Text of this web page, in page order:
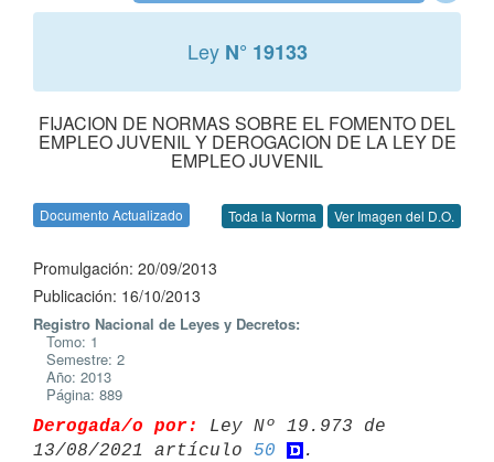
Ley N° 19133
FIJACION DE NORMAS SOBRE EL FOMENTO DEL
EMPLEO JUVENIL Y DEROGACION DE LA LEY DE
EMPLEO JUVENIL
Documento Actualizado Toda la Norma Ver Imagen del D.O.
Promulgación: 20/09/2013
Publicación: 16/10/2013
Registro Nacional de Leyes y Decretos:
Tomo: 1
Semestre: 2
Año: 2013
Página: 889
Derogada/o por:
Ley Nº 19.973 de
13/08/2021 artículo 50